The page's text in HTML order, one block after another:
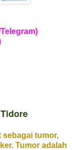
sebagai tumor,
Tumor adalah